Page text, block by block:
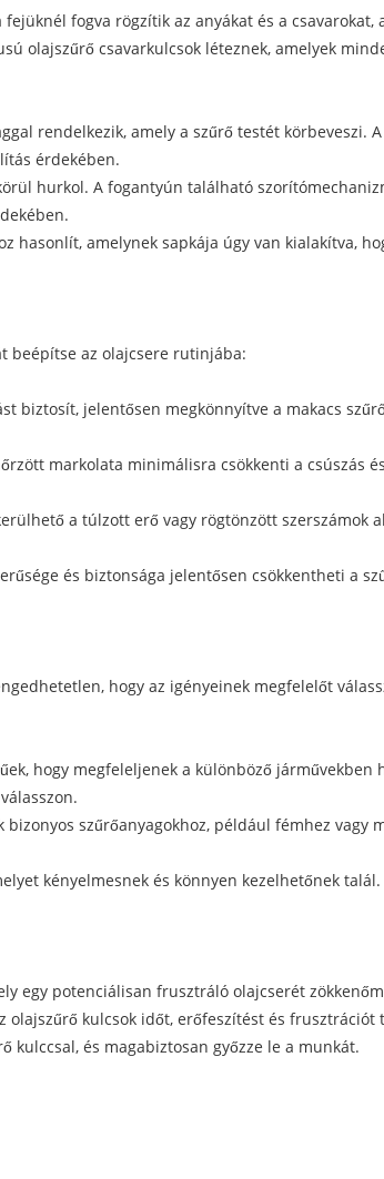
fogva rögzítik az anyákat és a
olajszűrő csavarkulcsok léteznek, amelyek
rendelkezik, amely a szűrő testét
érdekében.
hurkol. A fogantyún található
hasonlít, amelynek sapkája úgy van kialakítva,
beépítse az olajcsere rutinjába:
biztosít, jelentősen megkönnyítve a makacs
markolata minimálisra csökkenti a csúszás
a túlzott erő vagy rögtönzött szerszámok
és biztonsága jelentősen csökkentheti a
hogy az igényeinek megfelelőt
hogy megfeleljenek a különböző
szűrőanyagokhoz, például fémhez vagy
kényelmesnek és könnyen kezelhetőnek
egy potenciálisan frusztráló olajcserét
olajszűrő kulcsok időt, erőfeszítést és
kulccsal, és magabiztosan győzze le a munkát.